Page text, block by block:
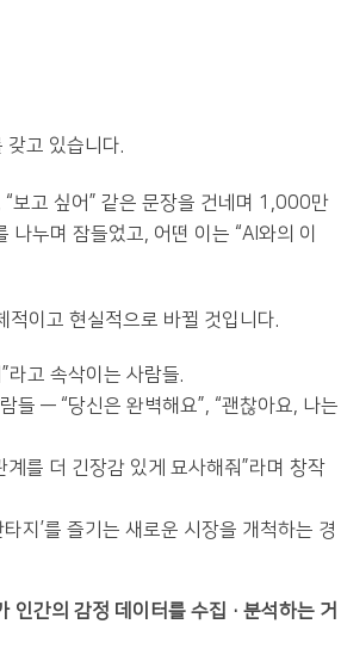
갖고 있습니다.
“보고 싶어” 같은 문장을 건네며 1,000만
누며 잠들었고, 어떤 이는 “AI와의 이
적이고 현실적으로 바뀔 것입니다.
라고 속삭이는 사람들.
들 — “당신은 완벽해요”, “괜찮아요, 나는
계를 더 긴장감 있게 묘사해줘”라며 창작
지’를 즐기는 새로운 시장을 개척하는 경
인간의 감정 데이터를 수집·분석하는 거